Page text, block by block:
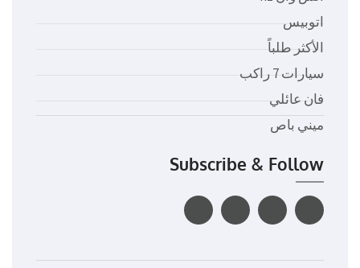
اتوبيس
الأكثر طلباً
سيارات 7 راكب
فان عائلي
ميني باص
Subscribe & Follow